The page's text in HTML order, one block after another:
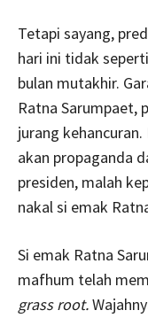
Tetapi sayang,
hari ini tidak
bulan mutakhir.
Ratna Sarumpaet,
jurang
akan propaganda
presiden, malah
nakal si emak
Si emak Ratna
mafhum telah
grass root.